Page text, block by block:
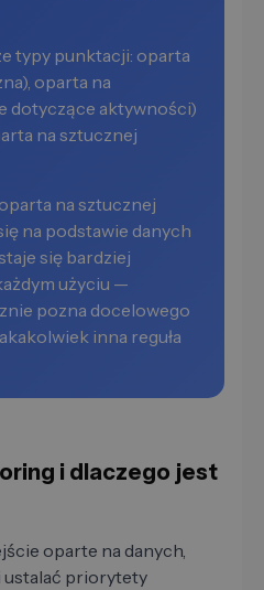
typy punktacji: oparta
oparta na
dotyczące aktywności)
na sztucznej
na sztucznej
na podstawie danych
się bardziej
użyciu —
pozna docelowego
inna reguła
i dlaczego jest
oparte na danych,
ustalać priorytety